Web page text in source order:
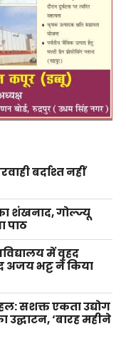
बर्दाश्त नहीं
शंखनाद, गोल्ज्यू
पाठ
में वृहद
अजय भट्ट ने किया
सशक्त एकता उद्योग
उद्घाटन, ‘बारह महीने